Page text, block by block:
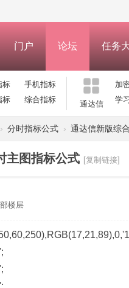
门户 论坛 任务
标
手机指标
标 综合指标 通达信
加
学
› 分时指标公式 › 通达信新版综
主图指标公式 [复制链接]
楼层